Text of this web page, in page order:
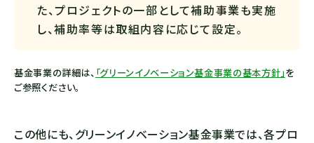
た、プロジェクトの一部として補助事業も実施
し、補助率等は取組内容に応じて設定。
基金事業の詳細は、 「グリーンイノベーション基金事業の基本方針」を
ご参照ください。
この他にも、グリーンイノベーション基金事業では、各プロ